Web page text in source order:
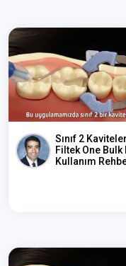
Sınıf 2
Filtek One Bulk
Kullanım